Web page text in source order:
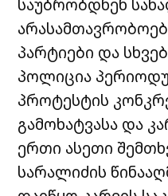
საუბრობდნენ
პარტიები და
პოლიცია
პროტესტის
გამოხატვასა და
ერთი ასეთი
სარალიძის